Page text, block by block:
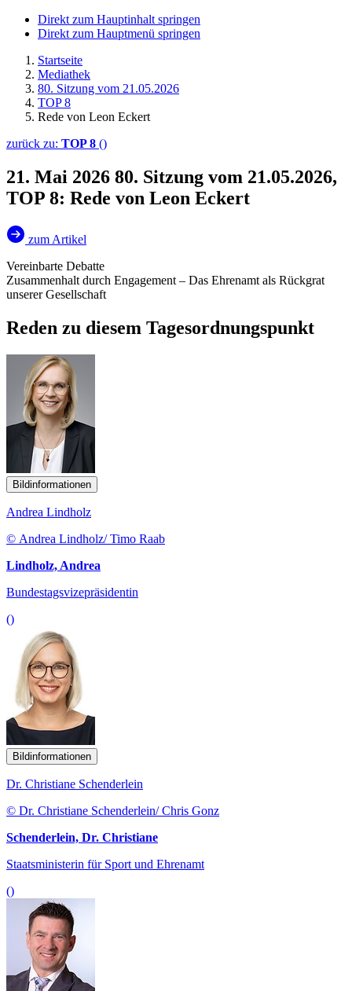
Direkt zum Hauptinhalt springen
Direkt zum Hauptmenü springen
Startseite
Mediathek
80. Sitzung vom 21.05.2026
TOP 8
Rede von Leon Eckert
zurück zu: TOP 8 ()
21. Mai 2026 80. Sitzung vom 21.05.2026,
TOP 8: Rede von Leon Eckert
zum Artikel
Vereinbarte Debatte
Zusammenhalt durch Engagement – Das Ehrenamt als Rückgrat
unserer Gesellschaft
Reden zu diesem Tagesordnungspunkt
Bildinformationen
Andrea Lindholz
© Andrea Lindholz/ Timo Raab
Lindholz, Andrea
Bundestagsvizepräsidentin
()
Bildinformationen
Dr. Christiane Schenderlein
© Dr. Christiane Schenderlein/ Chris Gonz
Schenderlein, Dr. Christiane
Staatsministerin für Sport und Ehrenamt
()